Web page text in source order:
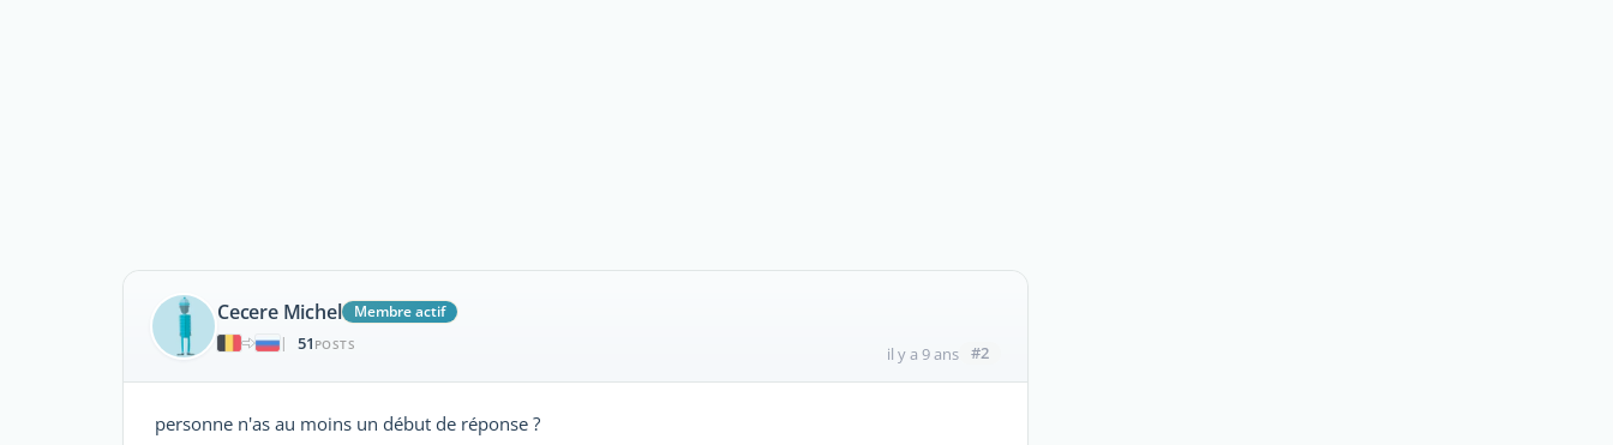
Cecere Michel
Membre actif
|
51 POSTS il y a 9 ans #2
personne n'as au moins un début de réponse ?